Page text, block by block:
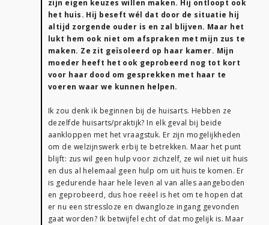
zijn eigen keuzes willen maken. Hij ontloopt ook
het huis. Hij beseft wél dat door de situatie hij
altijd zorgende ouder is en zal blijven. Maar het
lukt hem ook niet om afspraken met mijn zus te
maken. Ze zit geïsoleerd op haar kamer. Mijn
moeder heeft het ook geprobeerd nog tot kort
voor haar dood om gesprekken met haar te
voeren waar we kunnen helpen.
Ik zou denk ik beginnen bij de huisarts. Hebben ze
dezelfde huisarts/praktijk? In elk geval bij beide
aankloppen met het vraagstuk. Er zijn mogelijkheden
om de welzijnswerk erbij te betrekken. Maar het punt
blijft: zus wil geen hulp voor zichzelf, ze wil niet uit huis
en dus al helemaal geen hulp om uit huis te komen. Er
is gedurende haar hele leven al van alles aangeboden
en geprobeerd, dus hoe reëel is het om te hopen dat
er nu een stressloze en dwangloze ingang gevonden
gaat worden? Ik betwijfel echt of dat mogelijk is. Maar